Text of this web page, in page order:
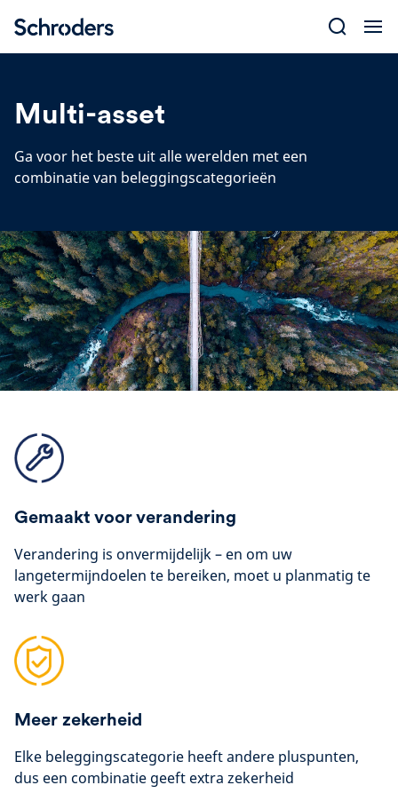
content
Multi-asset
Ga voor het beste uit alle werelden met een
combinatie van beleggingscategorieën
Gemaakt voor verandering
Verandering is onvermijdelijk – en om uw
langetermijndoelen te bereiken, moet u planmatig te
werk gaan
Meer zekerheid
Elke beleggingscategorie heeft andere pluspunten,
dus een combinatie geeft extra zekerheid